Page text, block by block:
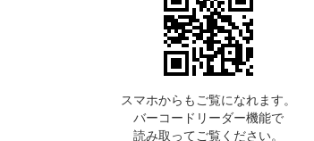
スマホからもご覧になれます。
バーコードリーダー機能で
読み取ってご覧ください。